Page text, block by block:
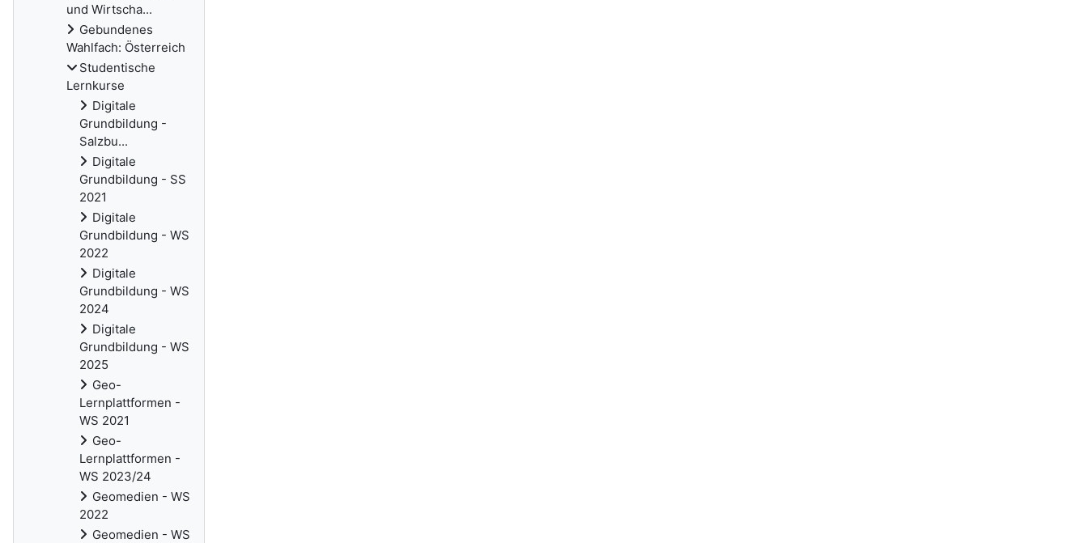
und Wirtscha...
Gebundenes
Wahlfach: Österreich
Studentische
Lernkurse
Digitale
Grundbildung -
Salzbu...
Digitale
Grundbildung - SS
2021
Digitale
Grundbildung - WS
2022
Digitale
Grundbildung - WS
2024
Digitale
Grundbildung - WS
2025
Geo-
Lernplattformen -
WS 2021
Geo-
Lernplattformen -
WS 2023/24
Geomedien - WS
2022
Geomedien - WS